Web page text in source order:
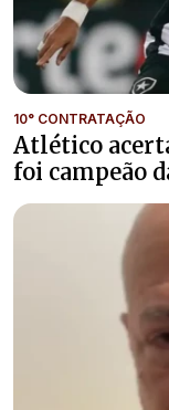
10° CONTRATAÇÃO
Atlético
foi campeão